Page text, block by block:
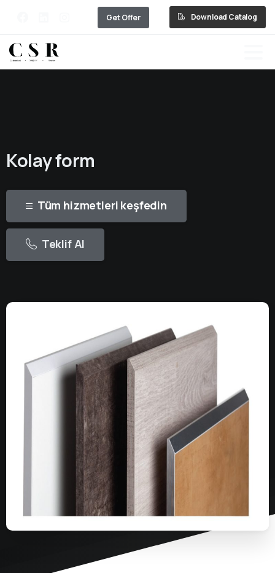
Get Offer Download Catalog
Kolay form
Tüm hizmetleri keşfedin
Teklif Al